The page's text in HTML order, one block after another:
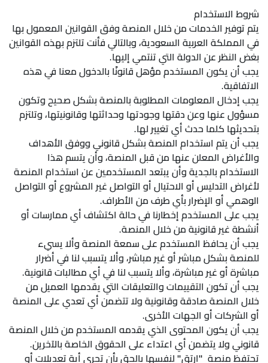
شروط الاستخدام
يتم توفير الخدمات من خلال المنصة وفق القوانين المعمول بها
في المملكة العربية السعودية، وبالتالي فأنت تلتزم بهذه القوانين
بغض النظر عن الدولة التي تنتمي إليها.
يجب أن يكون المستخدم مؤهل قانونًا بالدخول معنا في هذه
الاتفاقية.
يجب إدخال المعلومات المطلوبة بالمنصة بشكل صحيح وتكون
مسؤول عنها وعن دقتها وجودتها وحداثتها وقانونيتها، وتلتزم
بتحديثها كلما حدث أي تغيير لها.
يجب أن يتم استخدام المنصة بشكل قانوني ووفق الأهداف
والأغراض المعلن عنها من قبل المنصة، وأن يتسم هذا
الاستخدام بالجدية وأن يبتعد المستخدمين عن استخدام المنصة
لأغراض التدليس أو الاحتيال أو التواصل غير المشروع أو التواصل
الوهمي أو الإضرار بأي طرف من الأطراف.
يجب على المستخدم إخطارنا في حالة اكتشاف أي ممارسات أو
أنشطة غير قانونية من خلال المنصة.
يجب أن يحافظ المستخدم على سمعة المنصة وألا يسيء
للمنصة بشكل مباشر أو غير مباشر، وألا يتسبب لنا في أضرار
مباشرة أو غير مباشرة، وألا يتسبب لنا في أي مطالبات قانونية.
يجب أن تكون التقييمات والتعليقات التي يقدمها العميل من
خلال المنصة صادقة وقانونية ولا تتضمن أي تعدي على المنصة
أو الشركات أو الجهات الأخرى.
يجب أن يكون المحتوى الذي يقدمه المستخدم من خلال المنصة
قانوني ولا يتضمن أي اعتداء على الحقوق الخاصة بالآخرين.
تحتفظ منصة "ارتق" لنفسها بالحق بأن تجري أية تعديلات أو